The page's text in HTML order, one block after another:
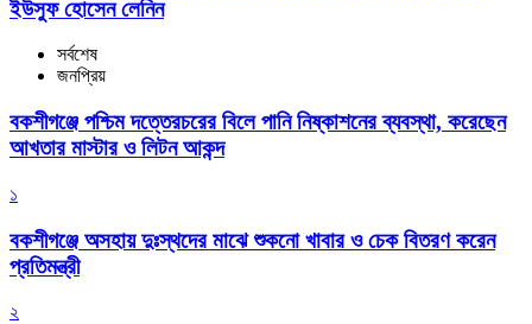
ইউসুফ হোসেন লেনিন
সর্বশেষ
জনপ্রিয়
বকশীগঞ্জে পশ্চিম দত্তেরচরের বিলে পানি নিষ্কাশনের ব্যবস্থা, করেছেন
আখতার মাস্টার ও লিটন আকন্দ
১
বকশীগঞ্জে অসহায় দুঃস্থদের মাঝে শুকনো খাবার ও চেক বিতরণ করেন
প্রতিমন্ত্রী
২